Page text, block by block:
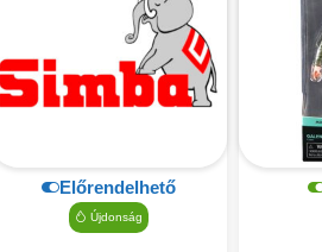
Előrendelhető
Újdonság